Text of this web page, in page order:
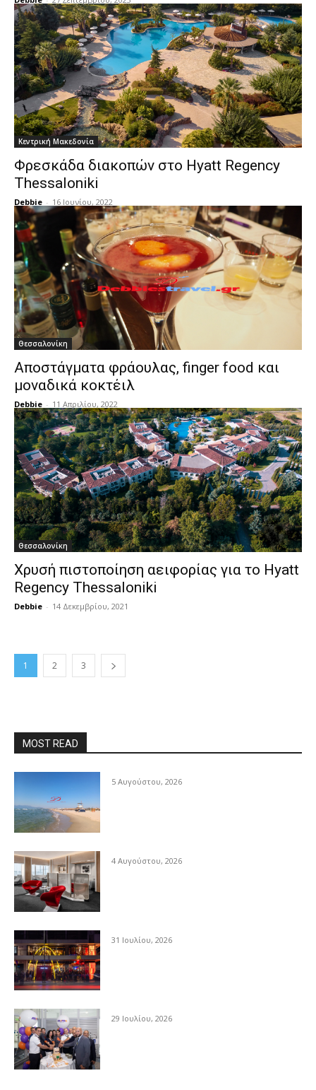
Κεντρική Μακεδονία
Φρεσκάδα διακοπών στο Hyatt Regency
Thessaloniki
Debbie - 16 Ιουνίου, 2022
Θεσσαλονίκη
Αποστάγματα φράουλας, finger food και
μοναδικά κοκτέιλ
Debbie - 11 Απριλίου, 2022
Θεσσαλονίκη
Χρυσή πιστοποίηση αειφορίας για το Hyatt
Regency Thessaloniki
Debbie - 14 Δεκεμβρίου, 2021
1 2 3
MOST READ
5 Αυγούστου, 2026
4 Αυγούστου, 2026
31 Ιουλίου, 2026
29 Ιουλίου, 2026